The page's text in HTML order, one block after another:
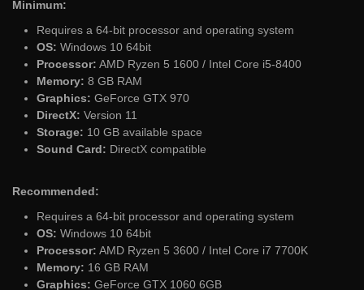
Minimum:
Requires a 64-bit processor and operating system
OS: Windows 10 64bit
Processor: AMD Ryzen 5 1600 / Intel Core i5-8400
Memory: 8 GB RAM
Graphics: GeForce GTX 970
DirectX: Version 11
Storage: 10 GB available space
Sound Card: DirectX compatible
Recommended:
Requires a 64-bit processor and operating system
OS: Windows 10 64bit
Processor: AMD Ryzen 5 3600 / Intel Core i7 7700K
Memory: 16 GB RAM
Graphics: GeForce GTX 1060 6GB